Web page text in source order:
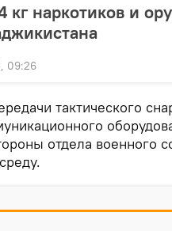
наркотиков и
09:26
тактического
отдела военного